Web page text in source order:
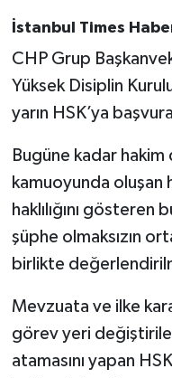
İstanbul Times
CHP Grup
Yüksek Disiplin
yarın HSK’ya
Bugüne kadar
kamuoyunda oluşan
haklılığını
şüphe olmaksızın
birlikte
Mevzuata ve ilke
görev yeri
atamasını yapan